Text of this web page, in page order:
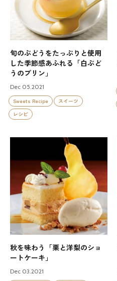
旬のぶどうをたっぷりと使用
した季節感あふれる「白ぶど
うのプリン」
Dec 05.2021
Sweets Recipe
スイーツ
レシピ
秋を味わう「栗と洋梨のショ
ートケーキ」
Dec 03.2021